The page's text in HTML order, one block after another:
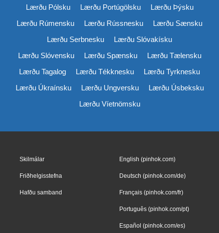
Lærðu Pólsku
Lærðu Portúgölsku
Lærðu Þýsku
Lærðu Rúmensku
Lærðu Rússnesku
Lærðu Sænsku
Lærðu Serbnesku
Lærðu Slóvakísku
Lærðu Slóvensku
Lærðu Spænsku
Lærðu Tælensku
Lærðu Tagalog
Lærðu Tékknesku
Lærðu Tyrknesku
Lærðu Úkraínsku
Lærðu Ungversku
Lærðu Úsbeksku
Lærðu Víetnömsku
Skilmálar
Friðhelgisstefna
Hafðu samband
English (pinhok.com)
Deutsch (pinhok.com/de)
Français (pinhok.com/fr)
Português (pinhok.com/pt)
Español (pinhok.com/es)